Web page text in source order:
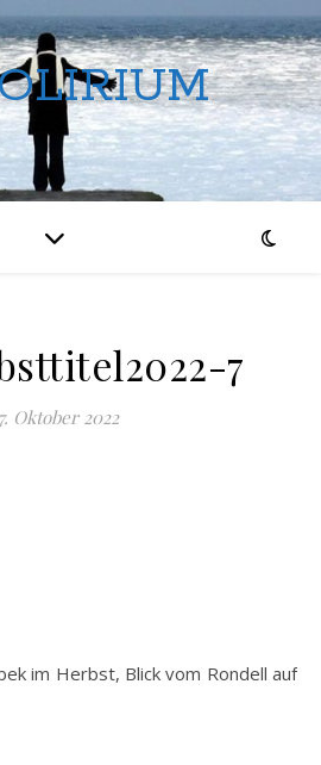
7
Oktober 2022
im Herbst, Blick vom Rondell auf